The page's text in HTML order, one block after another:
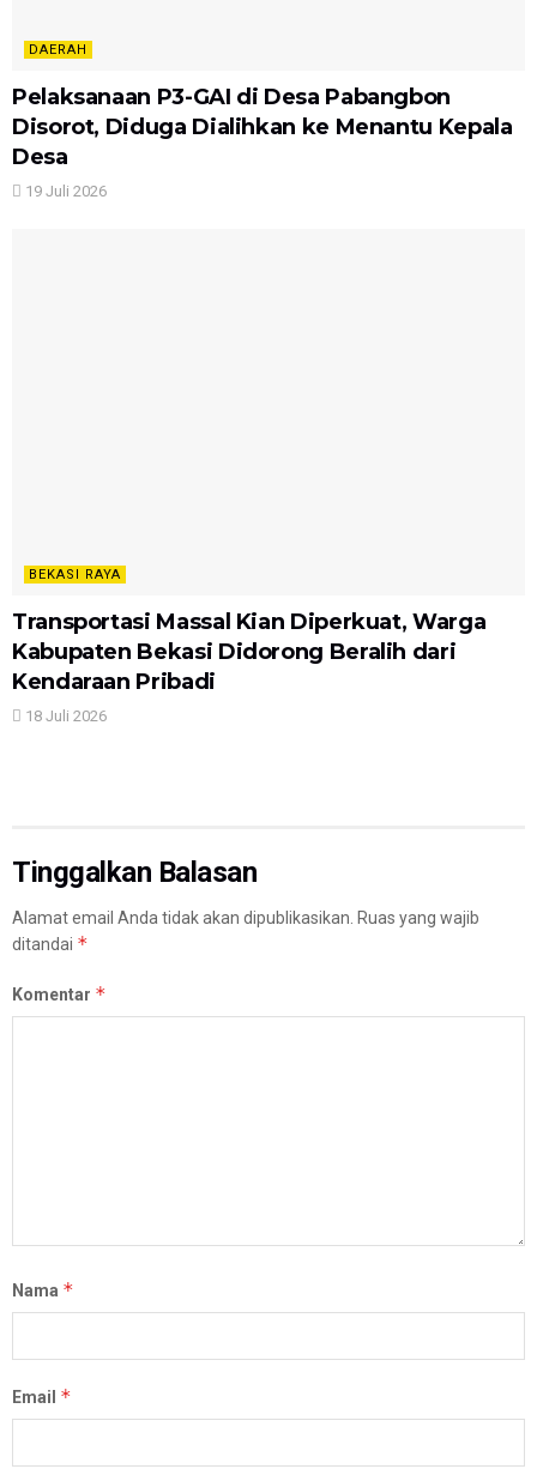
DAERAH
Pelaksanaan P3-GAI di Desa Pabangbon
Disorot, Diduga Dialihkan ke Menantu Kepala
Desa
19 Juli 2026
BEKASI RAYA
Transportasi Massal Kian Diperkuat, Warga
Kabupaten Bekasi Didorong Beralih dari
Kendaraan Pribadi
18 Juli 2026
Tinggalkan Balasan
Alamat email Anda tidak akan dipublikasikan. Ruas yang wajib
ditandai *
Komentar *
Nama *
Email *